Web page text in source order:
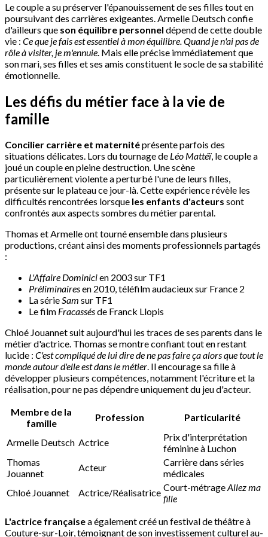
Le couple a su préserver l'épanouissement de ses filles tout en
poursuivant des carrières exigeantes. Armelle Deutsch confie
d'ailleurs que son équilibre personnel dépend de cette double
vie : Ce que je fais est essentiel à mon équilibre. Quand je n'ai pas de
rôle à visiter, je m'ennuie . Mais elle précise immédiatement que
son mari, ses filles et ses amis constituent le socle de sa stabilité
émotionnelle.
Les défis du métier face à la vie de
famille
Concilier carrière et maternitéprésente parfois des
situations délicates. Lors du tournage de Léo Mattéï, le couple a
joué un couple en pleine destruction. Une scène
particulièrement violente a perturbé l'une de leurs filles,
présente sur le plateau ce jour-là. Cette expérience révèle les
difficultés rencontrées lorsque les enfants d'acteurs sont
confrontés aux aspects sombres du métier parental.
Thomas et Armelle ont tourné ensemble dans plusieurs
productions, créant ainsi des moments professionnels partagés
:
L'Affaire Dominicien 2003 sur TF1
Préliminairesen 2010, téléfilm audacieux sur France 2
La sérieSam sur TF1
Le film Fracassésde Franck Llopis
Chloé Jouannet suit aujourd'hui les traces de ses parents dans le
métier d'actrice. Thomas se montre confiant tout en restant
lucide : C'est compliqué de lui dire de ne pas faire ça alors que tout le
monde autour d'elle est dans le métier. Il encourage sa fille à
développer plusieurs compétences, notamment l'écriture et la
réalisation, pour ne pas dépendre uniquement du jeu d'acteur.
Membre de la
famille
Profession Particularité
Armelle Deutsch Actrice
Prix d'interprétation
féminine à Luchon
Thomas
Jouannet
Acteur
Carrière dans séries
médicales
Chloé Jouannet
Actrice/Réalisatrice Court-métrageAllez ma
fille
L'actrice françaisea également créé un festival de théâtre à
Couture-sur-Loir, témoignant de son investissement culturel au-